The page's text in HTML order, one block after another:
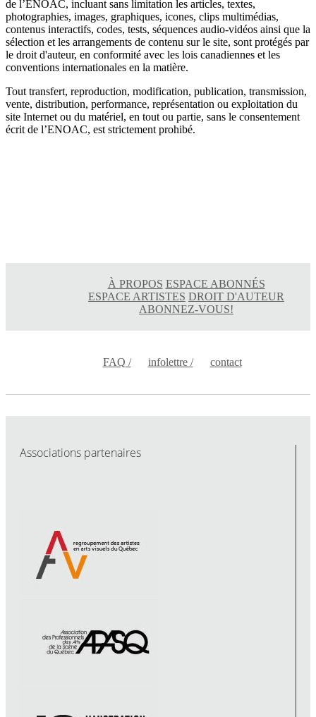
de l’ENOAC, incluant sans limitation les articles, textes,
photographies, images, graphiques, icones, clips multimédias,
contenus interactifs, codes, tests, séquences audio-vidéos ainsi que la
sélection et les arrangements de contenu sur le site, sont protégés par
le droit d'auteur, en conformité avec les lois canadiennes et les
conventions internationales en la matière.
Tout transfert, reproduction, modification, publication, transmission,
vente, distribution, performance, représentation ou exploitation du
site Internet ou du matériel, en tout ou partie, sans le consentement
écrit de l’ENOAC, est strictement prohibé.
À PROPOS ESPACE ABONNÉS
ESPACE ARTISTES DROIT D'AUTEUR
ABONNEZ-VOUS!
FAQ / infolettre / contact
Associations partenaires